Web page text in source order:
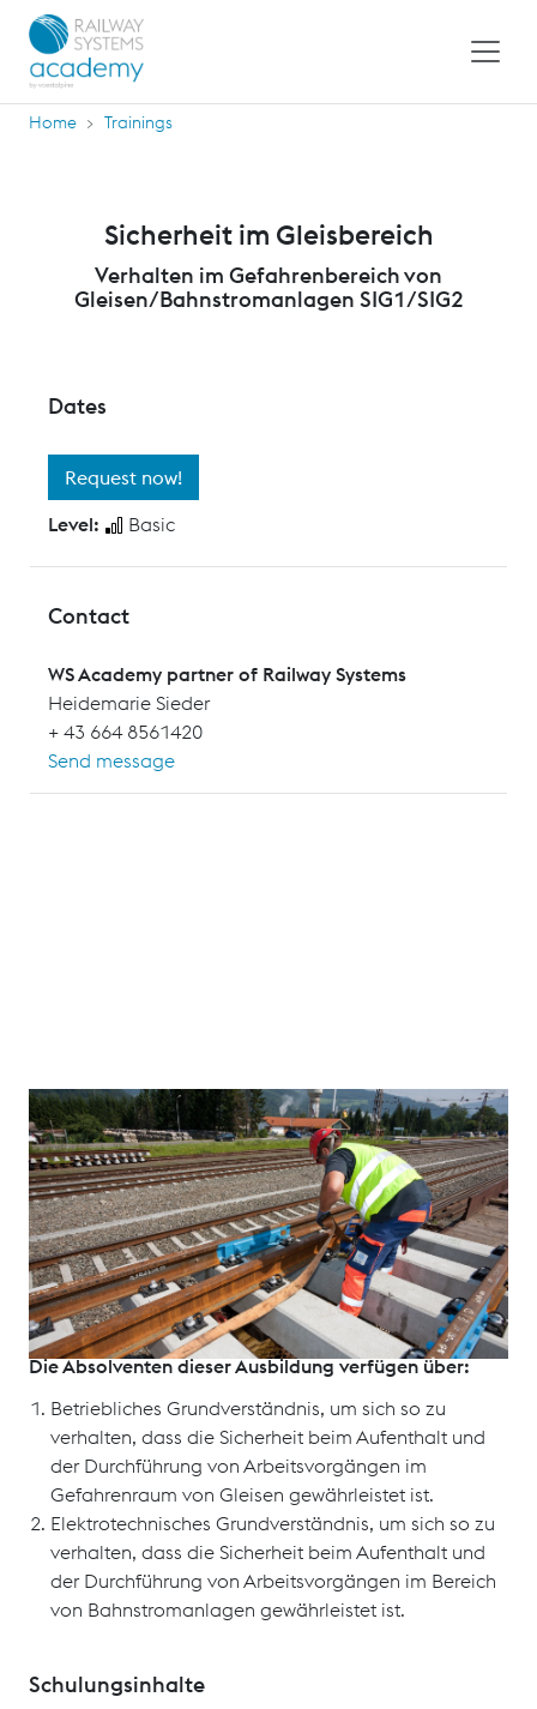
Home Trainings
Sicherheit im Gleisbereich
Verhalten im Gefahrenbereich von
Gleisen/Bahnstromanlagen SIG1/SIG2
Dates
Request now!
Level:
Basic
Contact
WS Academy partner of Railway Systems
Heidemarie Sieder
+ 43 664 8561420
Send message
Dieses Ausbildungsmodul ist Grundvoraussetzung für
jede Tätigkeit im Gefahrenraum von Gleisen. Nach
erfolgreichem Abschluss dieser Ausbildung und nach
entsprechender örtlicher Unterweisung gilt der
Absolvent dieser Ausbildung als „ elektrotechnisch
unterwiesene Person“ gemäß 12.01. (DV EL 52).
Die Absolventen dieser Ausbildung verfügen über:
Betriebliches Grundverständnis, um sich so zu
verhalten, dass die Sicherheit beim Aufenthalt und
der Durchführung von Arbeitsvorgängen im
Gefahrenraum von Gleisen gewährleistet ist.
Elektrotechnisches Grundverständnis, um sich so zu
verhalten, dass die Sicherheit beim Aufenthalt und
der Durchführung von Arbeitsvorgängen im Bereich
von Bahnstromanlagen gewährleistet ist.
Schulungsinhalte